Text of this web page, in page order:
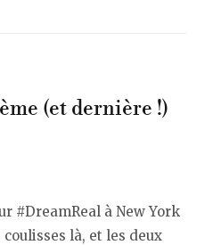
(et dernière !)
#DreamReal à New York
là, et les deux